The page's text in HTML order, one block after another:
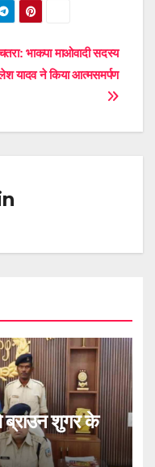
भाकपा माओवादी सदस्य
यादव ने किया आत्मसमर्पण
ब्राउन शुगर के